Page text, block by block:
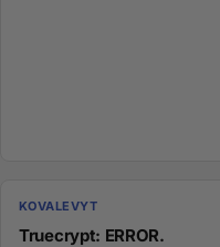
KOVALEVYT
Truecrypt: ERROR.